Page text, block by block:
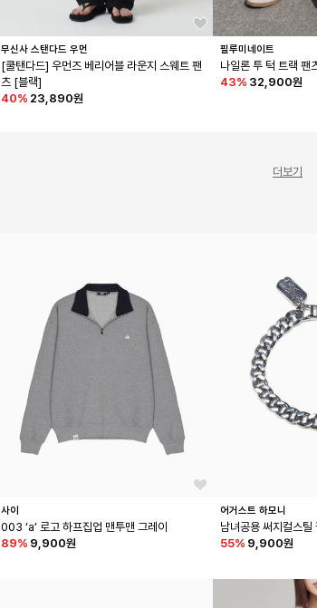
무신사 스탠다드 우먼
[쿨탠다드] 우먼즈 베리어블 라운지 스웨트 팬
츠 [블랙]
40% 23,890원
필루미네이트
나일론 투 턱 트랙 팬
43% 32,900원
더보기
사이
003 ‘a’ 로고 하프집업 맨투맨 그레이
89% 9,900원
어거스트 하모니
남녀공용 써지컬스틸
55% 9,900원